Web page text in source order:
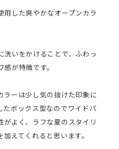
用した爽やかなオープンカラ
洗いをかけることで、ふわっ
が特徴です。
ラーは少し気の抜けた印象に
たボックス型なのでワイドパ
がよく、ラフな夏のスタイリ
えてくれると思います。